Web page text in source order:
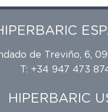
de Treviño, 6,
T: +34 947 473
HIPERBARIC